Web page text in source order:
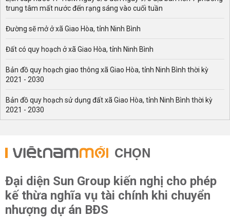
trung tâm mất nước đến rạng sáng vào cuối tuần
Đường sẽ mở ở xã Giao Hòa, tỉnh Ninh Bình
Đất có quy hoạch ở xã Giao Hòa, tỉnh Ninh Bình
Bản đồ quy hoạch giao thông xã Giao Hòa, tỉnh Ninh Bình thời kỳ
2021 - 2030
Bản đồ quy hoạch sử dụng đất xã Giao Hòa, tỉnh Ninh Bình thời kỳ
2021 - 2030
CHỌN
Đại diện Sun Group kiến nghị cho phép
kế thừa nghĩa vụ tài chính khi chuyển
nhượng dự án BĐS